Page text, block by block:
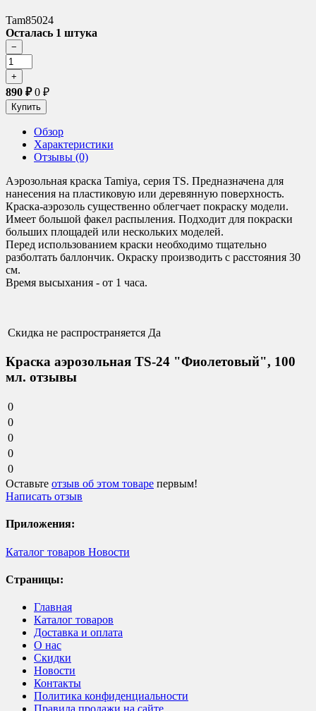
Tam85024
Осталась 1 штука
890 ₽0 ₽
Обзор
Характеристики
Отзывы (0)
Аэрозольная краска Tamiya, серия TS. Предназначена для
нанесения на пластиковую или деревянную поверхность.
Краска-аэрозоль существенно облегчает покраску модели.
Имеет большой факел распыления. Подходит для покраски
больших площадей или нескольких моделей.
Перед использованием краски необходимо тщательно
разболтать баллончик. Окраску производить с расстояния 30
см.
Время высыхания - от 1 часа.
Скидка не распространяется Да
Краска аэрозольная TS-24 "Фиолетовый", 100
мл. отзывы
0
0
0
0
0
Оставьте отзыв об этом товаре первым!
Написать отзыв
Приложения:
Каталог товаров Новости
Страницы:
Главная
Каталог товаров
Доставка и оплата
О нас
Скидки
Новости
Контакты
Политика конфиденциальности